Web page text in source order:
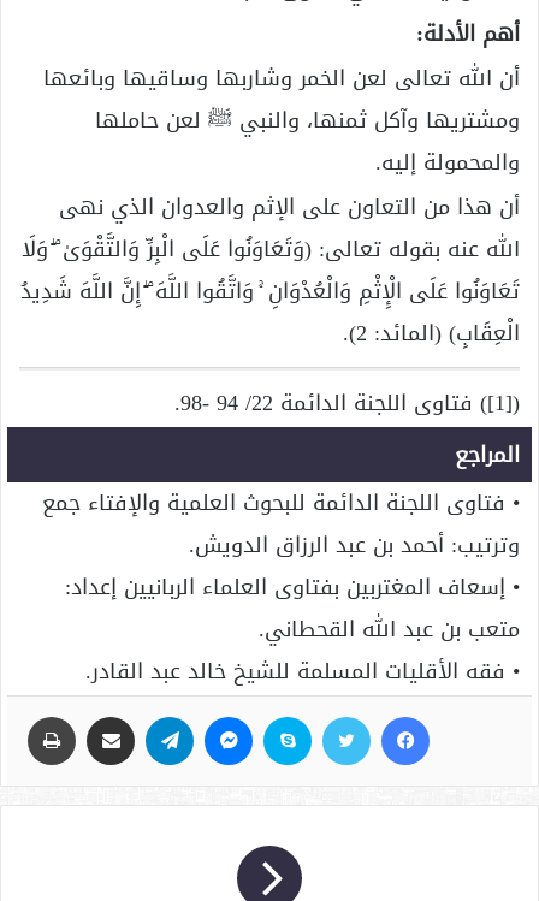
أهم الأدلة:
أن الله تعالى لعن الخمر وشاربها وساقيها وبائعها
ومشتريها وآكل ثمنها، والنبي ﷺ لعن حاملها
والمحمولة إليه.
أن هذا من التعاون على الإثم والعدوان الذي نهى
الله عنه بقوله تعالى: (وَتَعَاوَنُوا عَلَى الْبِرِّ وَالتَّقْوَىٰ ۖ وَلَا
تَعَاوَنُوا عَلَى الْإِثْمِ وَالْعُدْوَانِ ۚ وَاتَّقُوا اللَّهَ ۖ إِنَّ اللَّهَ شَدِيدُ
الْعِقَابِ) (المائد: 2).
([1]) فتاوى اللجنة الدائمة 22/ 94 -98.
المراجع
• فتاوى اللجنة الدائمة للبحوث العلمية والإفتاء جمع
وترتيب: أحمد بن عبد الرزاق الدويش.
• إسعاف المغتربين بفتاوى العلماء الربانيين إعداد:
متعب بن عبد الله القحطاني.
• فقه الأقليات المسلمة للشيخ خالد عبد القادر.